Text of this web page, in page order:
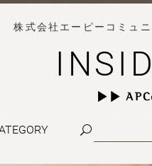
株式会社エーピーコミュ